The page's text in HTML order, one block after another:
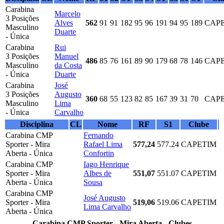
Carabina
3 Posições
Masculino
- Única
Marcelo
Alves
Duarte
562 91 91 182 95 96 191 94 95 189
Carabina
3 Posições
Masculino
- Única
Rui
Manuel
da Costa
Duarte
486 85 76 161 89 90 179 68 78 146
Carabina
3 Posições
Masculino
- Única
José
Augusto
Lima
Carvalho
360 68 55 123 82 85 167 39 31 70
Disciplina CL Nome RF S1
Clube
Carabina CMP
Sporter - Mira
Aberta - Única
Fernando
Rafael Lima
Confortin
577,24 577.24 CAPETIM
Carabina CMP
Sporter - Mira
Aberta - Única
Iago Henrique
Albes de
Sousa
551,07 551.07 CAPETIM
Carabina CMP
Sporter - Mira
Aberta - Única
José Augusto
Lima Carvalho
519,06 519.06 CAPETIM